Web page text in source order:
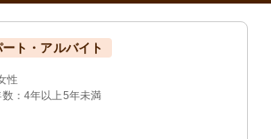
ート・アルバイト
性
：4年以上5年未満